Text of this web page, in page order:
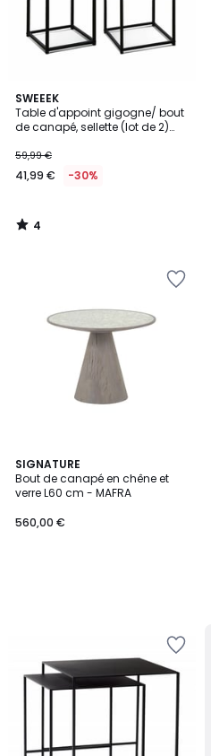
SWEEEK
Table d'appoint gigogne/ bout
de canapé, sellette (lot de 2)
59,99 €
41,99 € -30%
4
/
5
4
/
SIGNATURE
Bout de canapé en chêne et
verre L60 cm - MAFRA
560,00 €